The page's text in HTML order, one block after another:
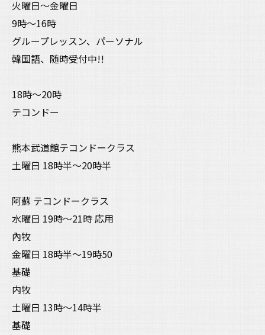
火曜日〜金曜日
9時〜16時
グループレッスン、パーソナル
韓国語、随時受付中!!
18時〜20時
テコンドー
熊本武道館テコンドークラス
土曜日 18時半〜20時半
阿蘇 テコンドークラス
水曜日 19時〜21時 応用
內牧
金曜日 18時半〜19時50
基礎
内牧
土曜日 13時〜14時半
基礎